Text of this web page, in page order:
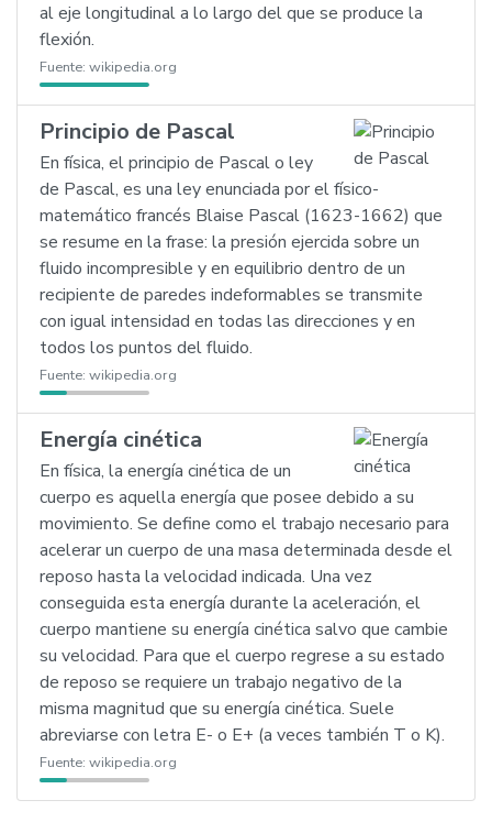
al eje longitudinal a lo largo del que se produce la
flexión.
Fuente: wikipedia.org
Principio de Pascal
En física, el principio de Pascal o ley
de Pascal, es una ley enunciada por el físico-
matemático francés Blaise Pascal (1623-1662) que
se resume en la frase: la presión ejercida sobre un
fluido incompresible y en equilibrio dentro de un
recipiente de paredes indeformables se transmite
con igual intensidad en todas las direcciones y en
todos los puntos del fluido.
Fuente: wikipedia.org
Energía cinética
En física, la energía cinética de un
cuerpo es aquella energía que posee debido a su
movimiento. Se define como el trabajo necesario para
acelerar un cuerpo de una masa determinada desde el
reposo hasta la velocidad indicada. Una vez
conseguida esta energía durante la aceleración, el
cuerpo mantiene su energía cinética salvo que cambie
su velocidad. Para que el cuerpo regrese a su estado
de reposo se requiere un trabajo negativo de la
misma magnitud que su energía cinética. Suele
abreviarse con letra E- o E+ (a veces también T o K).
Fuente: wikipedia.org